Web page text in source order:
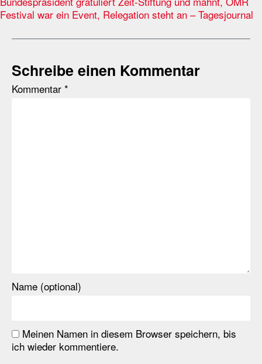
Festival war ein Event, Relegation steht an – Tagesjournal
Schreibe einen Kommentar
Kommentar *
Name (optional)
Meinen Namen in diesem Browser speichern, bis
ich wieder kommentiere.